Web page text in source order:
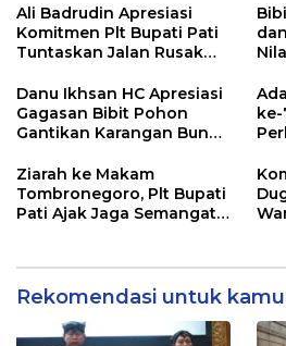
Dukungan Lebih Serius
Ali Badrudin Apresiasi
Komitmen Plt Bupati Pati
Tuntaskan Jalan Rusak
Danu Ikhsan HC Apresiasi
Gagasan Bibit Pohon
Gantikan Karangan Bunga
Ziarah ke Makam
Tombronegoro, Plt Bupati
Pati Ajak Jaga Semangat
Berkualitas
Rekomendasi untuk kamu